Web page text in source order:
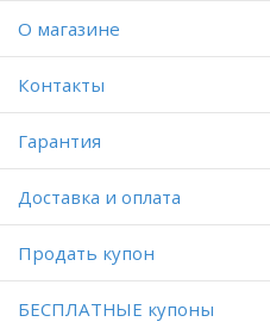
O магазине
Контакты
Гарантия
Доставка и оплата
Продать купон
БЕСПЛАТНЫЕ купоны